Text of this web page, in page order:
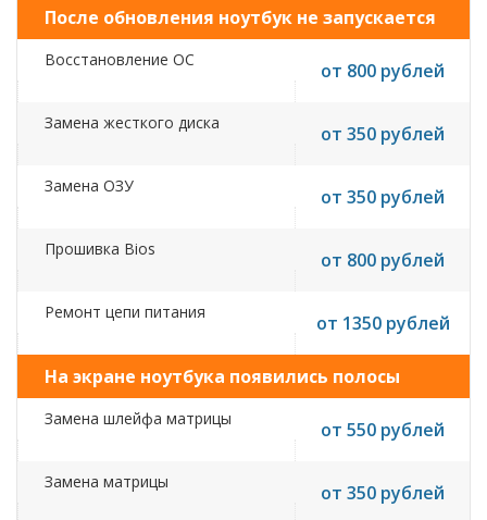
После обновления ноутбук не запускается
Восстановление ОС от 800 рублей
Замена жесткого диска от 350 рублей
Замена ОЗУ от 350 рублей
Прошивка Bios от 800 рублей
Ремонт цепи питания от 1350 рублей
На экране ноутбука появились полосы
Замена шлейфа матрицы от 550 рублей
Замена матрицы от 350 рублей